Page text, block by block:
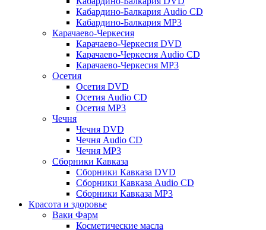
Кабардино-Балкария Audio CD
Кабардино-Балкария MP3
Карачаево-Черкесия
Карачаево-Черкесия DVD
Карачаево-Черкесия Audio CD
Карачаево-Черкесия MP3
Осетия
Осетия DVD
Осетия Audio CD
Осетия MP3
Чечня
Чечня DVD
Чечня Audio CD
Чечня MP3
Сборники Кавказа
Сборники Кавказа DVD
Сборники Кавказа Audio CD
Сборники Кавказа MP3
Красота и здоровье
Ваки Фарм
Косметические масла